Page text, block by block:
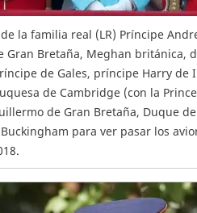
la familia real (LR) Príncipe
Gran Bretaña, Meghan británica,
de Gales, príncipe Harry
de Cambridge (con la
de Gran Bretaña, Duque
para ver pasar los